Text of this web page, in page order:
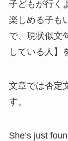
子どもが行く
楽しめる子も
で、現状似文
している人】
文章では否定
す。
She’s just